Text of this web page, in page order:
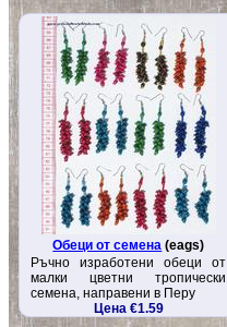
Обеци от семена (eags)
Ръчно изработени обеци от
малки цветни тропически
семена, направени в Перу
Цена €1.59